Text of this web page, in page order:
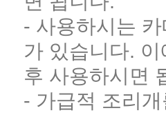
- 사용하시는
가 있습니다.
후 사용하시면
- 가급적 조리